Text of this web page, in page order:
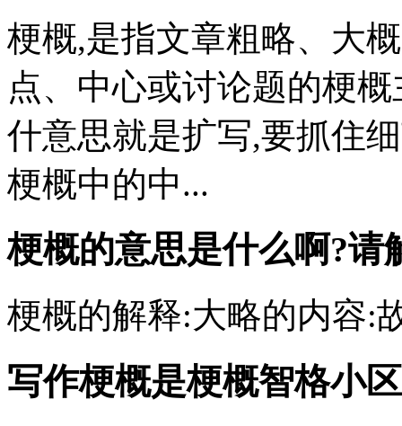
梗概,是指文章粗略、大
点、中心或讨论题的梗
什意思就是扩写,要抓住
梗概中的中...
梗概的意思是什么啊?请
梗概的解释:大略的内容:
写作梗概是梗概智格小